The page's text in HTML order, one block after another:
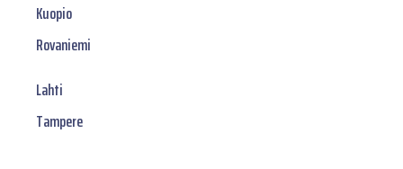
Kuopio
Rovaniemi
Lahti
Tampere